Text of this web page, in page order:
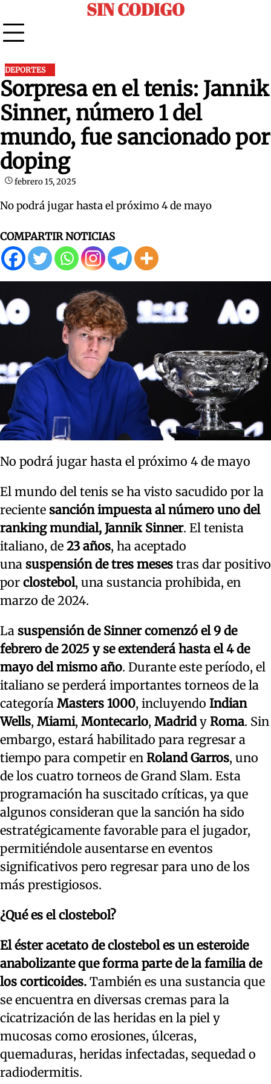
to
content
SIN CODIGO
DEPORTES
Sorpresa en el tenis: Jannik
Sinner, número 1 del
mundo, fue sancionado por
doping
febrero 15, 2025
No podrá jugar hasta el próximo 4 de mayo
COMPARTIR NOTICIAS
No podrá jugar hasta el próximo 4 de mayo
El mundo del tenis se ha visto sacudido por la
reciente sanción impuesta al número uno del
ranking mundial, Jannik Sinner. El tenista
italiano, de 23 años, ha aceptado
una suspensión de tres meses tras dar positivo
por clostebol, una sustancia prohibida, en
marzo de 2024.
La suspensión de Sinner comenzó el 9 de
febrero de 2025 y se extenderá hasta el 4 de
mayo del mismo año. Durante este período, el
italiano se perderá importantes torneos de la
categoría Masters 1000, incluyendo Indian
Wells, Miami, Montecarlo, Madridy Roma. Sin
embargo, estará habilitado para regresar a
tiempo para competir en Roland Garros, uno
de los cuatro torneos de Grand Slam. Esta
programación ha suscitado críticas, ya que
algunos consideran que la sanción ha sido
estratégicamente favorable para el jugador,
permitiéndole ausentarse en eventos
significativos pero regresar para uno de los
más prestigiosos.
¿Qué es el clostebol?
El éster acetato de clostebol es un esteroide
anabolizante que forma parte de la familia de
los corticoides. También es una sustancia que
se encuentra en diversas cremas para la
cicatrización de las heridas en la piel y
mucosas como erosiones, úlceras,
quemaduras, heridas infectadas, sequedad o
radiodermitis.